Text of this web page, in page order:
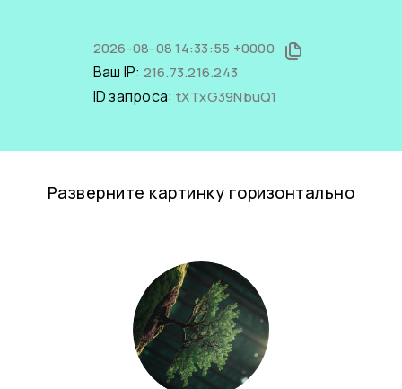
2026-08-08 14:33:55 +0000
Ваш IP: 216.73.216.243
ID запроса: tXTxG39NbuQ1
Разверните картинку горизонтально